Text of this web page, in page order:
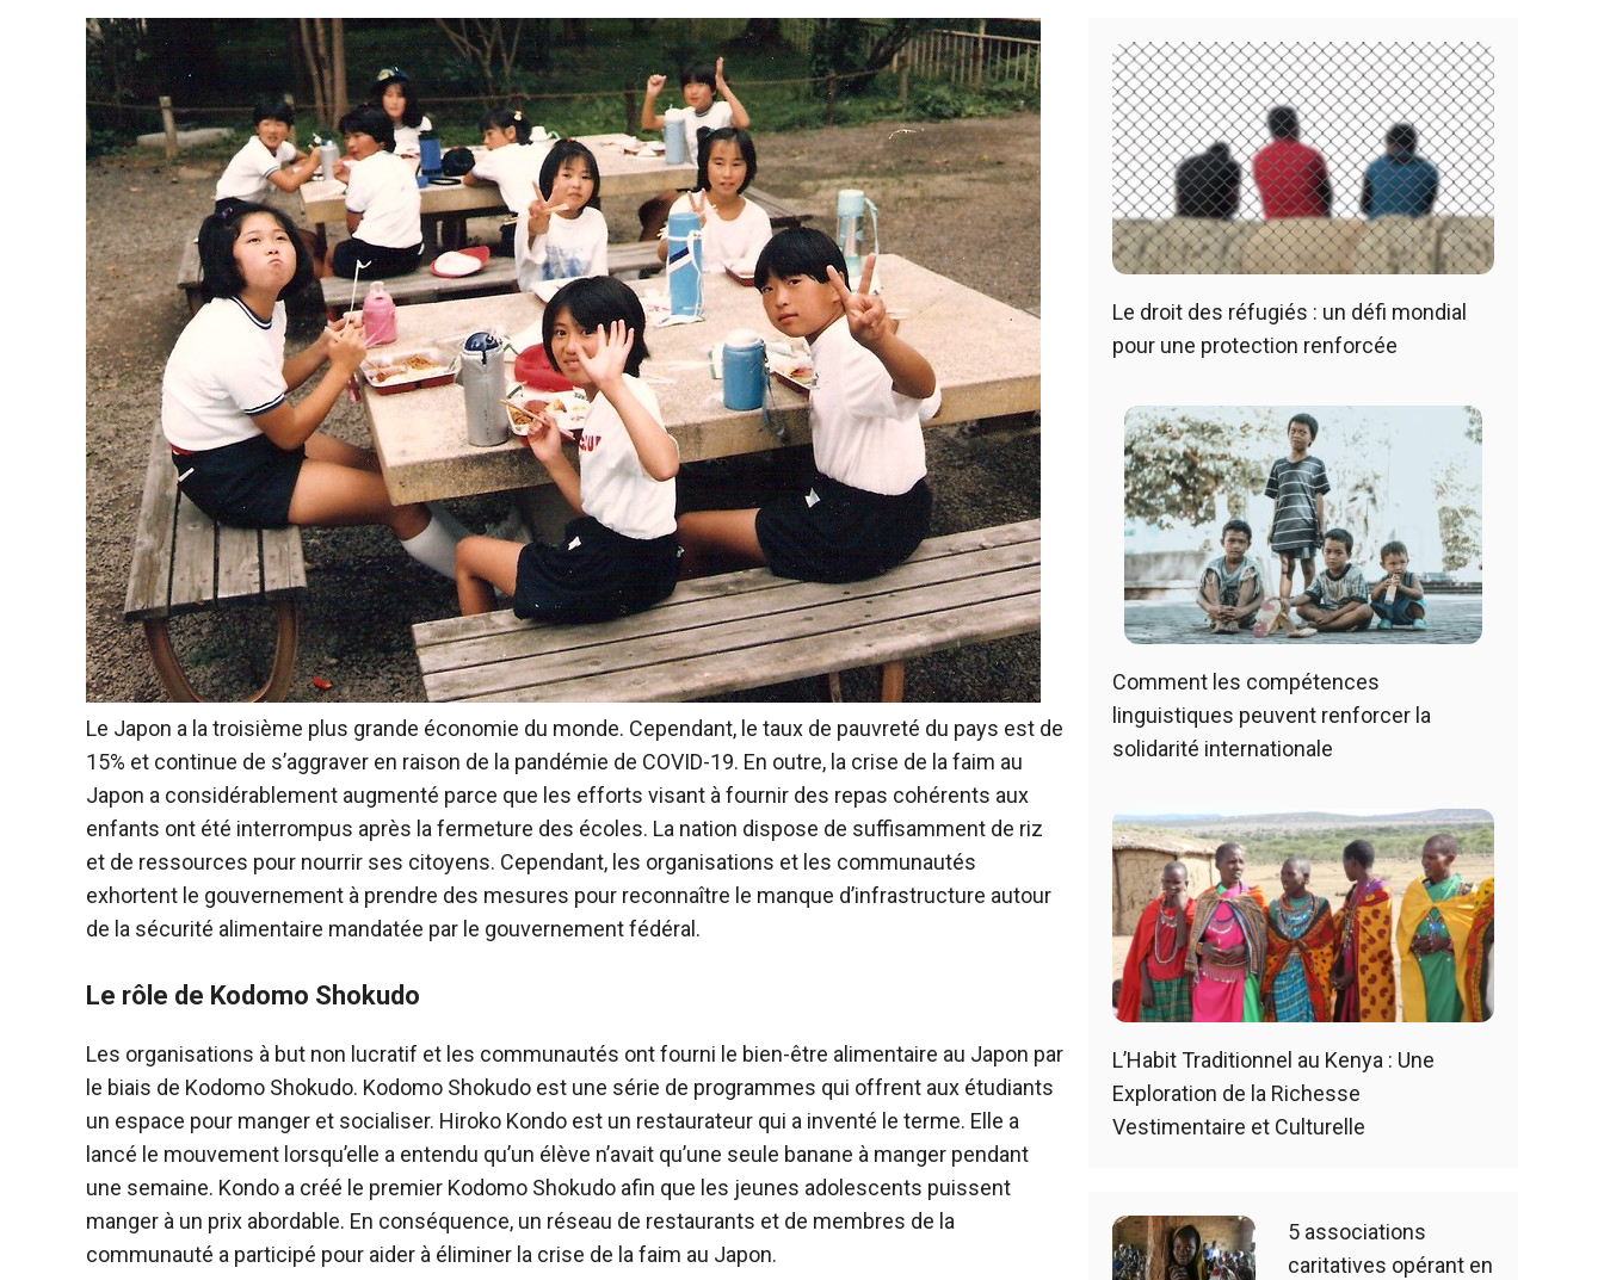
Le Japon a la troisième plus grande économie du monde. Cependant, le taux de pauvreté du pays est de
15% et continue de s’aggraver en raison de la pandémie de COVID-19. En outre, la crise de la faim au
Japon a considérablement augmenté parce que les efforts visant à fournir des repas cohérents aux
enfants ont été interrompus après la fermeture des écoles. La nation dispose de suffisamment de riz
et de ressources pour nourrir ses citoyens. Cependant, les organisations et les communautés
exhortent le gouvernement à prendre des mesures pour reconnaître le manque d’infrastructure autour
de la sécurité alimentaire mandatée par le gouvernement fédéral.
Le rôle de Kodomo Shokudo
Les organisations à but non lucratif et les communautés ont fourni le bien-être alimentaire au Japon par
le biais de Kodomo Shokudo. Kodomo Shokudo est une série de programmes qui offrent aux étudiants
un espace pour manger et socialiser. Hiroko Kondo est un restaurateur qui a inventé le terme. Elle a
lancé le mouvement lorsqu’elle a entendu qu’un élève n’avait qu’une seule banane à manger pendant
une semaine. Kondo a créé le premier Kodomo Shokudo afin que les jeunes adolescents puissent
manger à un prix abordable. En conséquence, un réseau de restaurants et de membres de la
communauté a participé pour aider à éliminer la crise de la faim au Japon.
Le droit des réfugiés : un défi mondial
pour une protection renforcée
Comment les compétences
linguistiques peuvent renforcer la
solidarité internationale
L’Habit Traditionnel au Kenya : Une
Exploration de la Richesse
Vestimentaire et Culturelle
5 associations
caritatives opérant en